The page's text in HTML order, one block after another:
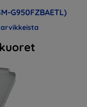
G950FZBAETL)